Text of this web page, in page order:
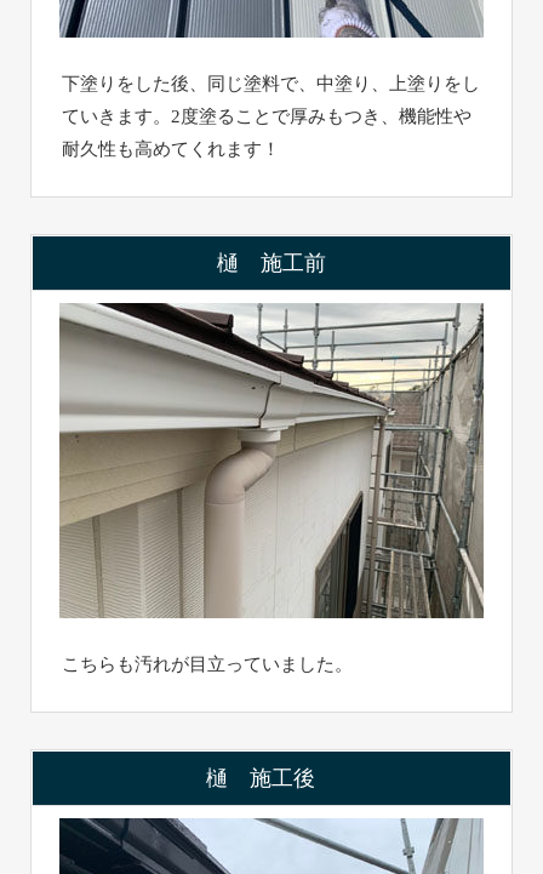
下塗りをした後、同じ塗料で、中塗り、上塗りをし
ていきます。2度塗ることで厚みもつき、機能性や
耐久性も高めてくれます！
樋 施工前
こちらも汚れが目立っていました。
樋 施工後